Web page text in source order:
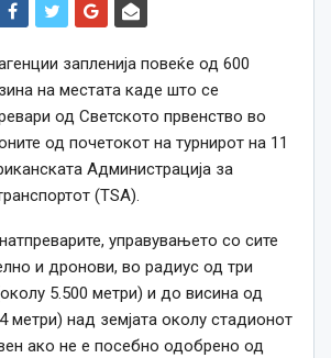
запленија повеќе од 600
на местата каде што се
од Светското првенство во
од почетокот на турнирот на 11
Администрација за
(TSA).
управувањето со сите
и дронови, во радиус од три
5.500 метри) и до висина од
метри) над земјата околу стадионот
ако не е посебно одобрено од